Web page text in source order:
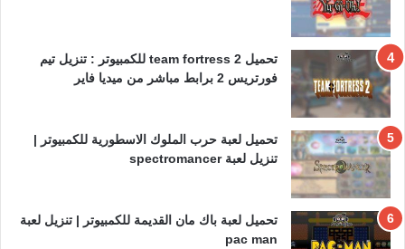
تحميل team fortress 2 للكمبيوتر : تنزيل تيم
فورتريس 2 برابط مباشر من ميديا فاير
تحميل لعبة حرب الملوك الاسطورية للكمبيوتر |
تنزيل لعبة spectromancer
تحميل لعبة باك مان القديمة للكمبيوتر | تنزيل لعبة
pac man